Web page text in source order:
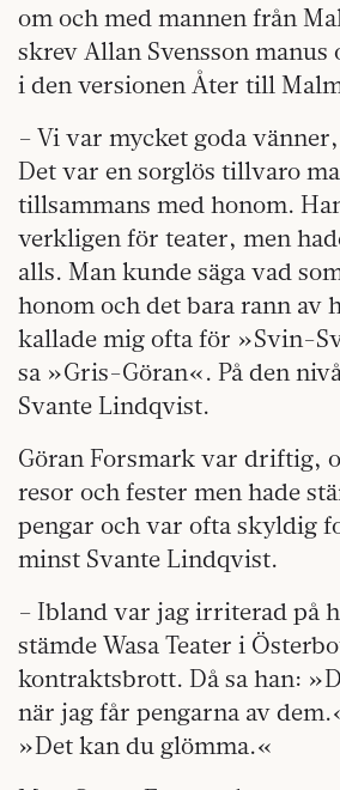
om och med mannen från
skrev Allan Svensson manus
i den versionen Åter till
– Vi var mycket goda
Det var en sorglös tillvaro
tillsammans med honom.
verkligen för teater, men
alls. Man kunde säga vad
honom och det bara rann av
kallade mig ofta för »Svin-
sa »Gris-Göran«. På den
Svante Lindqvist.
Göran Forsmark var driftig,
resor och fester men hade
pengar och var ofta skyldig
minst Svante Lindqvist.
– Ibland var jag irriterad på
stämde Wasa Teater i
kontraktsbrott. Då sa han:
när jag får pengarna av
»Det kan du glömma.«